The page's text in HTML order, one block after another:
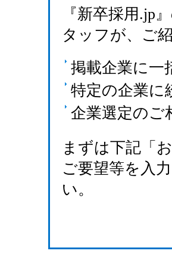
『新卒採用.jp
タッフが、ご
掲載企業に一
特定の企業に
企業選定のご
まずは下記「
ご要望等を入
い。